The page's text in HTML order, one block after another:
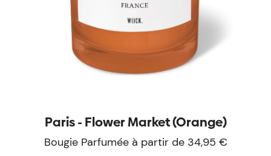
Paris - Flower Market (Orange)
Bougie Parfumée à partir de 34,95 €